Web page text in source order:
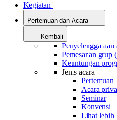
Kegiatan
Pertemuan dan Acara
Kembali
Penyelenggaraan
Pemesanan grup
Keuntungan
Jenis acara
Pertemuan
Acara
Seminar
Konvensi
Lihat lebih